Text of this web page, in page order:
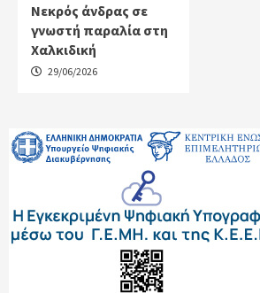
Νεκρός άνδρας σε
γνωστή παραλία στη
Χαλκιδική
29/06/2026